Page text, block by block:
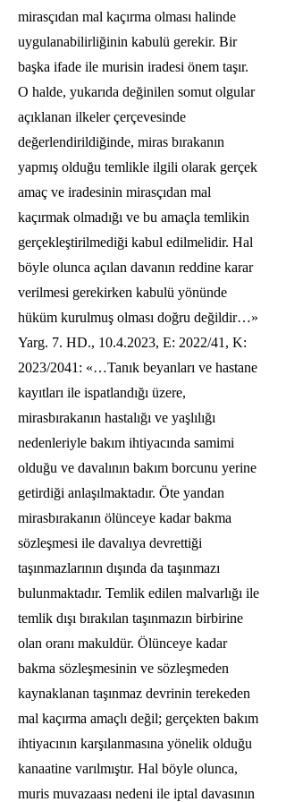
mirasçıdan mal kaçırma olması halinde
uygulanabilirliğinin kabulü gerekir. Bir
başka ifade ile murisin iradesi önem taşır.
O halde, yukarıda değinilen somut olgular
açıklanan ilkeler çerçevesinde
değerlendirildiğinde, miras bırakanın
yapmış olduğu temlikle ilgili olarak gerçek
amaç ve iradesinin mirasçıdan mal
kaçırmak olmadığı ve bu amaçla temlikin
gerçekleştirilmediği kabul edilmelidir. Hal
böyle olunca açılan davanın reddine karar
verilmesi gerekirken kabulü yönünde
hüküm kurulmuş olması doğru değildir…»
Yarg. 7. HD., 10.4.2023, E: 2022/41, K:
2023/2041: «…Tanık beyanları ve hastane
kayıtları ile ispatlandığı üzere,
mirasbırakanın hastalığı ve yaşlılığı
nedenleriyle bakım ihtiyacında samimi
olduğu ve davalının bakım borcunu yerine
getirdiği anlaşılmaktadır. Öte yandan
mirasbırakanın ölünceye kadar bakma
sözleşmesi ile davalıya devrettiği
taşınmazlarının dışında da taşınmazı
bulunmaktadır. Temlik edilen malvarlığı ile
temlik dışı bırakılan taşınmazın birbirine
olan oranı makuldür. Ölünceye kadar
bakma sözleşmesinin ve sözleşmeden
kaynaklanan taşınmaz devrinin terekeden
mal kaçırma amaçlı değil; gerçekten bakım
ihtiyacının karşılanmasına yönelik olduğu
kanaatine varılmıştır. Hal böyle olunca,
muris muvazaası nedeni ile iptal davasının